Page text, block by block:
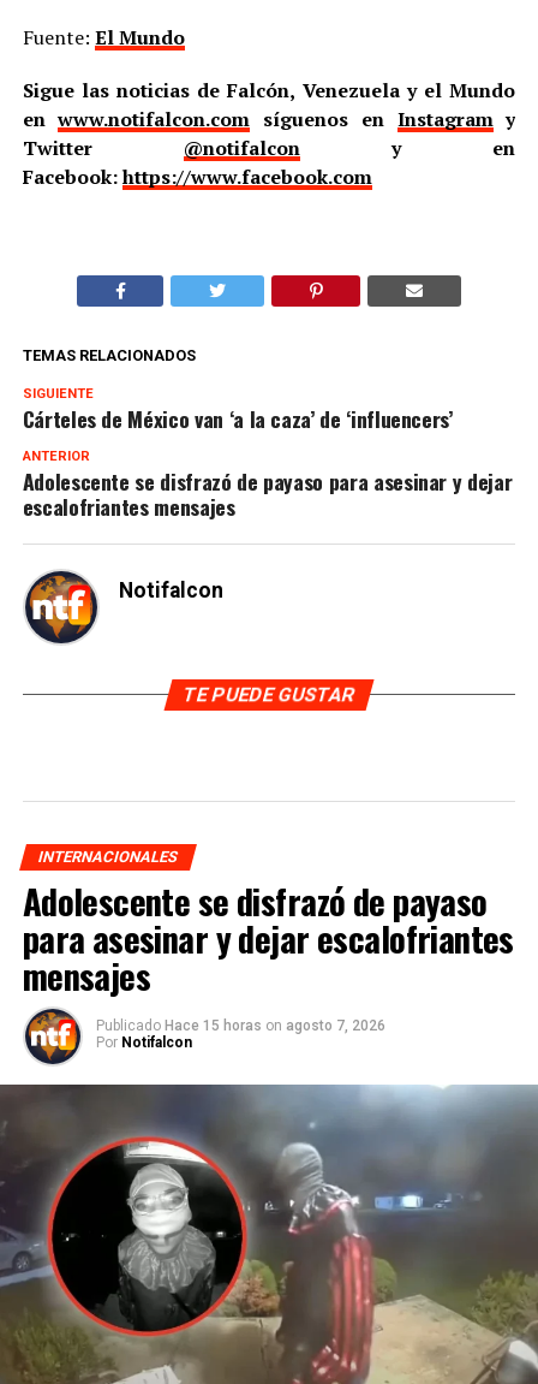
Fuente: El Mundo
Sigue las noticias de Falcón, Venezuela y el Mundo
enwww.notifalcon.com síguenos en Instagramy
Twitter @notifalcony en
Facebook:https://www.facebook.com
TEMAS RELACIONADOS
SIGUIENTE
Cárteles de México van ‘a la caza’ de ‘influencers’
ANTERIOR
Adolescente se disfrazó de payaso para asesinar y dejar
escalofriantes mensajes
Notifalcon
TE PUEDE GUSTAR
INTERNACIONALES
Adolescente se disfrazó de payaso
para asesinar y dejar escalofriantes
mensajes
Publicado Hace 15 horas on agosto 7, 2026
Por Notifalcon